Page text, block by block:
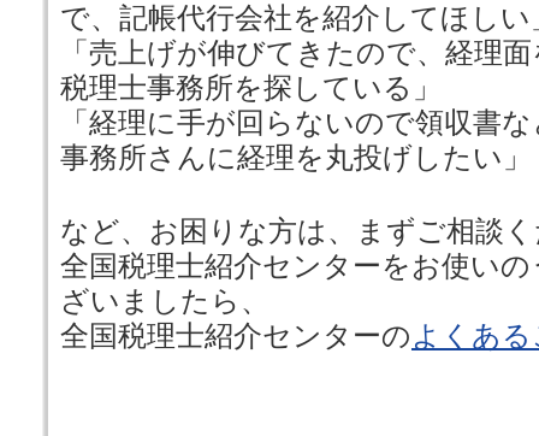
で、記帳代行会社を紹介してほしい
「売上げが伸びてきたので、経理
税理士事務所を探している」
「経理に手が回らないので領収書
事務所さんに経理を丸投げしたい」
など、お困りな方は、まずご相談
全国税理士紹介センターをお使い
ざいましたら、
全国税理士紹介センターのよくあ